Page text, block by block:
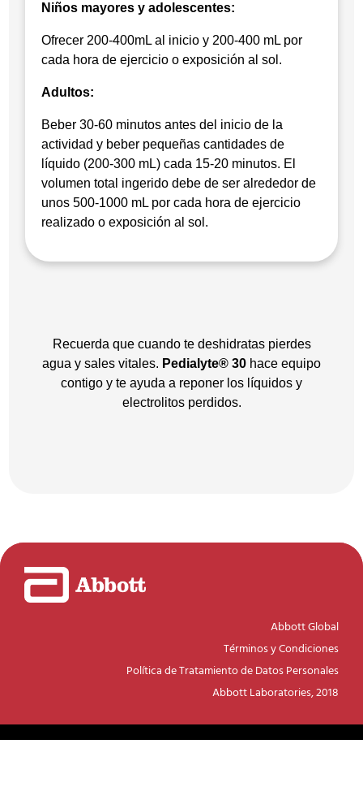
Niños mayores y adolescentes:
Ofrecer 200-400mL al inicio y 200-400 mL por
cada hora de ejercicio o exposición al sol.
Adultos:
Beber 30-60 minutos antes del inicio de la
actividad y beber pequeñas cantidades de
líquido (200-300 mL) cada 15-20 minutos. El
volumen total ingerido debe de ser alrededor de
unos 500-1000 mL por cada hora de ejercicio
realizado o exposición al sol.
Recuerda que cuando te deshidratas pierdes
agua y sales vitales. Pedialyte® 30 hace equipo
contigo y te ayuda a reponer los líquidos y
electrolitos perdidos.
Abbott Global
Términos y Condiciones
Política de Tratamiento de Datos Personales
Abbott Laboratories, 2018